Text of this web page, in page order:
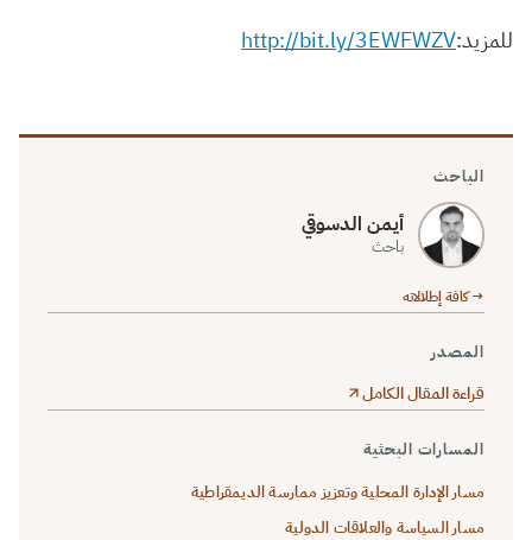
للمزيد:http://bit.ly/3EWFWZV
الباحث
أيمن الدسوقي
باحث
→ كافة إطلالاته
المصدر
قراءة المقال الكامل
المسارات البحثية
مسار الإدارة المحلية وتعزيز ممارسة الديمقراطية
مسار السياسة والعلاقات الدولية